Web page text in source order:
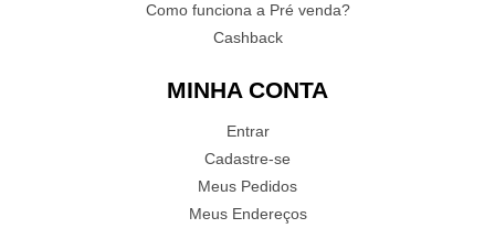
Como funciona a Pré venda?
Cashback
MINHA CONTA
Entrar
Cadastre-se
Meus Pedidos
Meus Endereços